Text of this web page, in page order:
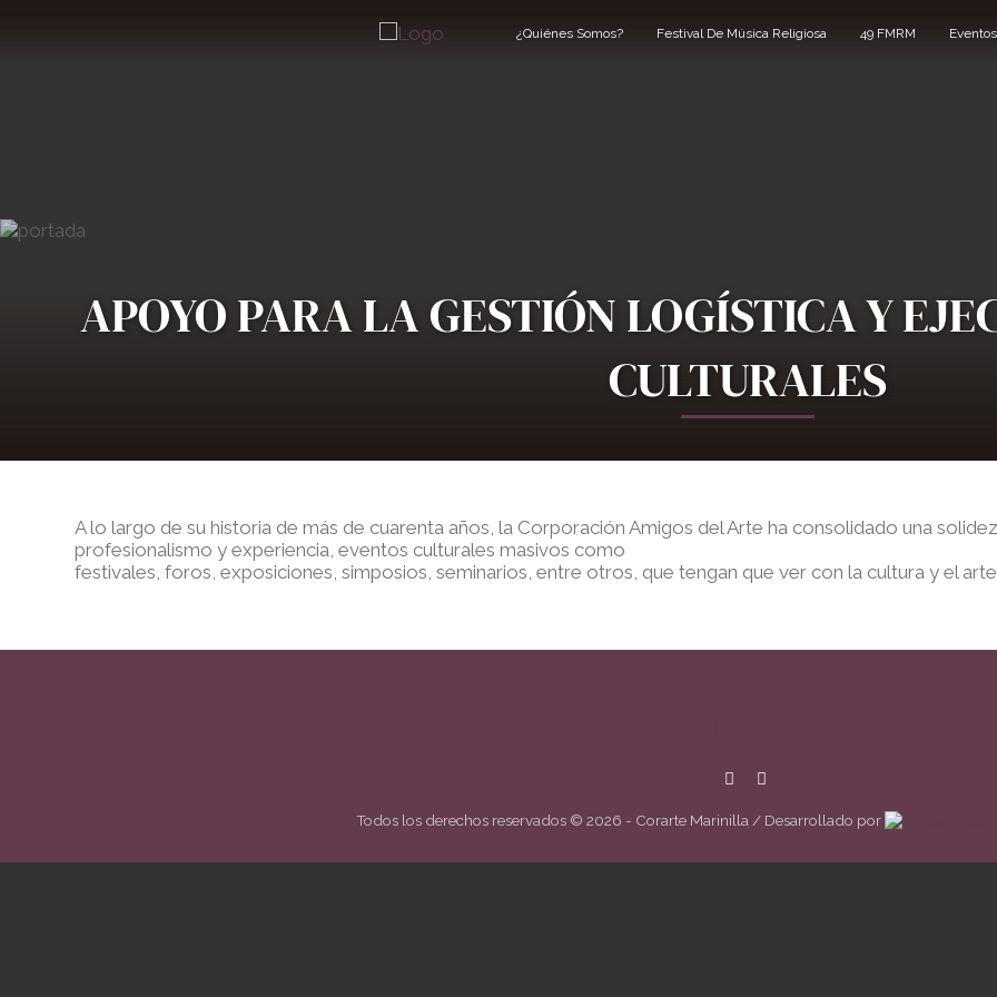
¿Quiénes Somos? Festival De Música Religiosa 49 FMRM Eventos
APOYO PARA LA GESTIÓN LOGÍSTICA Y
CULTURALES
A lo largo de su historia de más de cuarenta años, la Corporación Amigos del Arte ha consolidado una
profesionalismo y experiencia, eventos culturales masivos como
festivales, foros, exposiciones, simposios, seminarios, entre otros, que tengan que ver con la cultura y el
Todos los derechos reservados © 2026 - Corarte Marinilla / Desarrollado por